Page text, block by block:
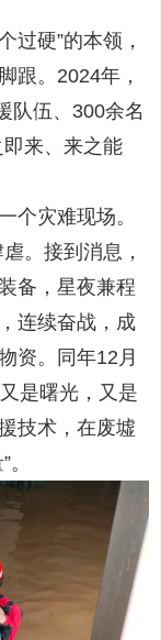
硬”的本领，
跟。2024年，
队伍、300余名
来、来之能
灾难现场。
。接到消息，
备，星夜兼程
连续奋战，成
资。同年12月
是曙光，又是
技术，在废墟